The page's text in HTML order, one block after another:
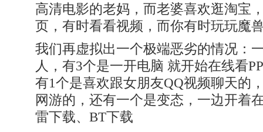
高清电影的老妈，而老婆喜欢逛淘宝
页，有时看看视频，而你有时玩玩魔
我们再虚拟出一个极端恶劣的情况：
人，有3个是一开电脑 就开始在线看
有1个是喜欢跟女朋友QQ视频聊天的
网游的，还有一个是变态，一边开着
雷下载、BT下载